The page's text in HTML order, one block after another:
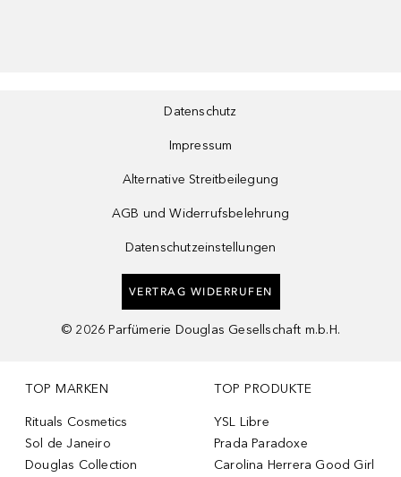
Datenschutz
Impressum
Alternative Streitbeilegung
AGB und Widerrufsbelehrung
Datenschutzeinstellungen
VERTRAG WIDERRUFEN
© 2026 Parfümerie Douglas Gesellschaft m.b.H.
TOP MARKEN
Rituals Cosmetics
Sol de Janeiro
Douglas Collection
TOP PRODUKTE
YSL Libre
Prada Paradoxe
Carolina Herrera Good Girl